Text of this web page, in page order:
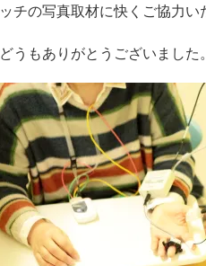
ッチの写真取材に快くご協力い
どうもありがとうございました。